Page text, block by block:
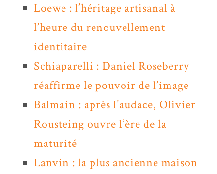
Loewe : l’héritage artisanal à
l’heure du renouvellement
identitaire
Schiaparelli : Daniel Roseberry
réaffirme le pouvoir de l’image
Balmain : après l’audace, Olivier
Rousteing ouvre l’ère de la
maturité
Lanvin : la plus ancienne maison